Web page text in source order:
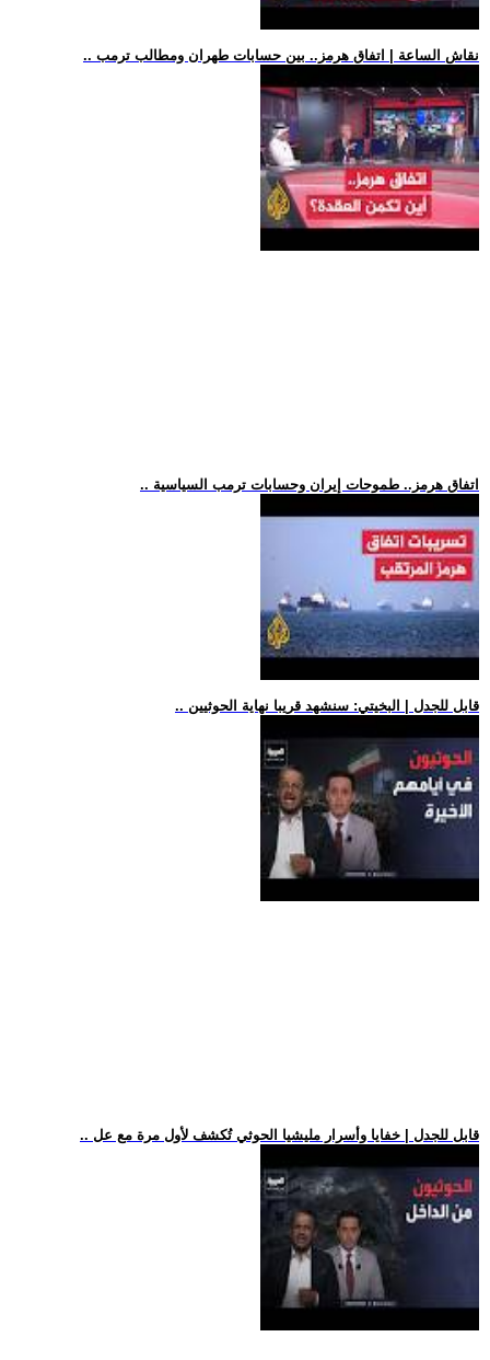
.. نقاش الساعة | اتفاق هرمز.. بين حسابات طهران ومطالب ترمب
.. اتفاق هرمز.. طموحات إيران وحسابات ترمب السياسية
.. قابل للجدل | البخيتي: سنشهد قريبا نهاية الحوثيين
.. قابل للجدل | خفايا وأسرار مليشيا الحوثي تُكشف لأول مرة مع عل